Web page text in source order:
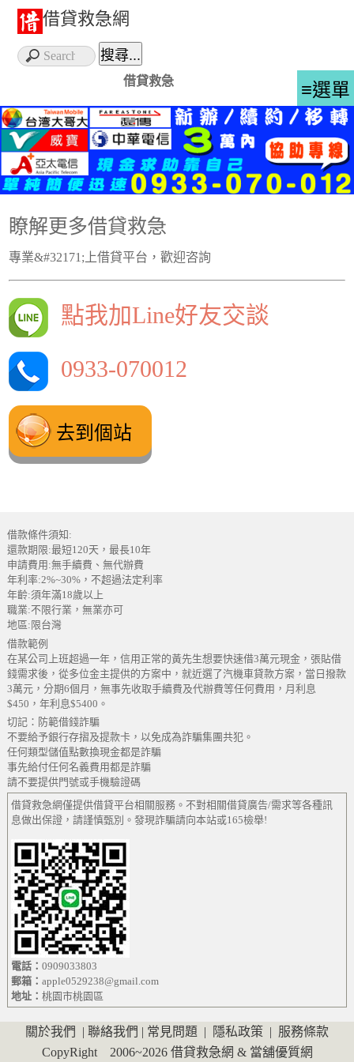
借貸救急網
≡選單
借貸救急
瞭解更多借貸救急
專業&#32171;上借貸平台，歡迎咨詢
點我加Line好友交談
0933-070012
去到個站
借款條件須知:
還款期限:最短120天，最長10年
申請費用:無手續費、無代辦費
年利率:2%~30%，不超過法定利率
年齡:須年滿18歲以上
職業:不限行業，無業亦可
地區:限台灣
借款範例
在某公司上班超過一年，信用正常的黃先生想要快速借3萬元現金，張貼借
錢需求後，從多位金主提供的方案中，就近選了汽機車貸款方案，當日撥款
3萬元，分期6個月，無事先收取手續費及代辦費等任何費用，月利息
$450，年利息$5400。
切記：防範借錢詐騙
不要給予銀行存摺及提款卡，以免成為詐騙集團共犯。
任何類型儲值點數換現金都是詐騙
事先給付任何名義費用都是詐騙
請不要提供門號或手機驗證碼
借貸救急網僅提供借貸平台相關服務。不對相關借貸廣告/需求等各種訊
息做出保證，請謹慎甄別。發現詐騙請向本站或165檢舉!
電話：0909033803
郵箱：apple0529238@gmail.com
地址：桃園市桃園區
關於我們 | 聯絡我們 | 常見問題 | 隱私政策 | 服務條款
CopyRight 2006~2026 借貸救急網 & 當舖優質網